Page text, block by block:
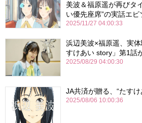
美波＆福原遥が再びタ
い優先座席”の実話エ
2025/11/27 04:00:33
浜辺美波×福原遥、実
すけあい story」第1話
2025/08/29 04:00:30
JA共済が贈る、“たす
2025/08/06 10:00:36